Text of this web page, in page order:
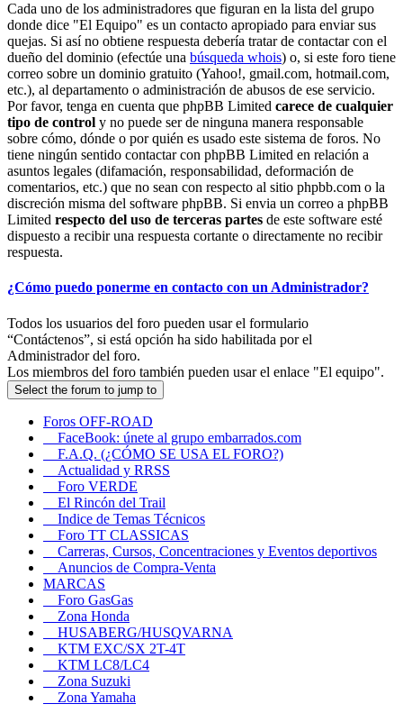
Cada uno de los administradores que figuran en la lista del grupo
donde dice "El Equipo" es un contacto apropiado para enviar sus
quejas. Si así no obtiene respuesta debería tratar de contactar con el
dueño del dominio (efectúe una búsqueda whois) o, si este foro tiene
correo sobre un dominio gratuito (Yahoo!, gmail.com, hotmail.com,
etc.), al departamento o administración de abusos de ese servicio.
Por favor, tenga en cuenta que phpBB Limited carece de cualquier
tipo de control y no puede ser de ninguna manera responsable
sobre cómo, dónde o por quién es usado este sistema de foros. No
tiene ningún sentido contactar con phpBB Limited en relación a
asuntos legales (difamación, responsabilidad, deformación de
comentarios, etc.) que no sean con respecto al sitio phpbb.com o la
discreción misma del software phpBB. Si envia un correo a phpBB
Limited respecto del uso de terceras partes de este software esté
dispuesto a recibir una respuesta cortante o directamente no recibir
respuesta.
¿Cómo puedo ponerme en contacto con un Administrador?
Todos los usuarios del foro pueden usar el formulario
“Contáctenos”, si está opción ha sido habilitada por el
Administrador del foro.
Los miembros del foro también pueden usar el enlace "El equipo".
Select the forum to jump to
Foros OFF-ROAD
FaceBook: únete al grupo embarrados.com
F.A.Q. (¿CÓMO SE USA EL FORO?)
Actualidad y RRSS
Foro VERDE
El Rincón del Trail
Indice de Temas Técnicos
Foro TT CLASSICAS
Carreras, Cursos, Concentraciones y Eventos deportivos
Anuncios de Compra-Venta
MARCAS
Foro GasGas
Zona Honda
HUSABERG/HUSQVARNA
KTM EXC/SX 2T-4T
KTM LC8/LC4
Zona Suzuki
Zona Yamaha